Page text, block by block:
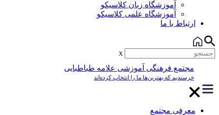
آموزشگاه زبان کلاسیکو
آموزشگاه علمی کلاسیکو
ارتباط با ما
مجتمع فرهنگی آموزشی علامه طباطبایی
خرسندیم که بهترین‌ها ما را انتخاب کرده‌اند
معرفی مجتمع